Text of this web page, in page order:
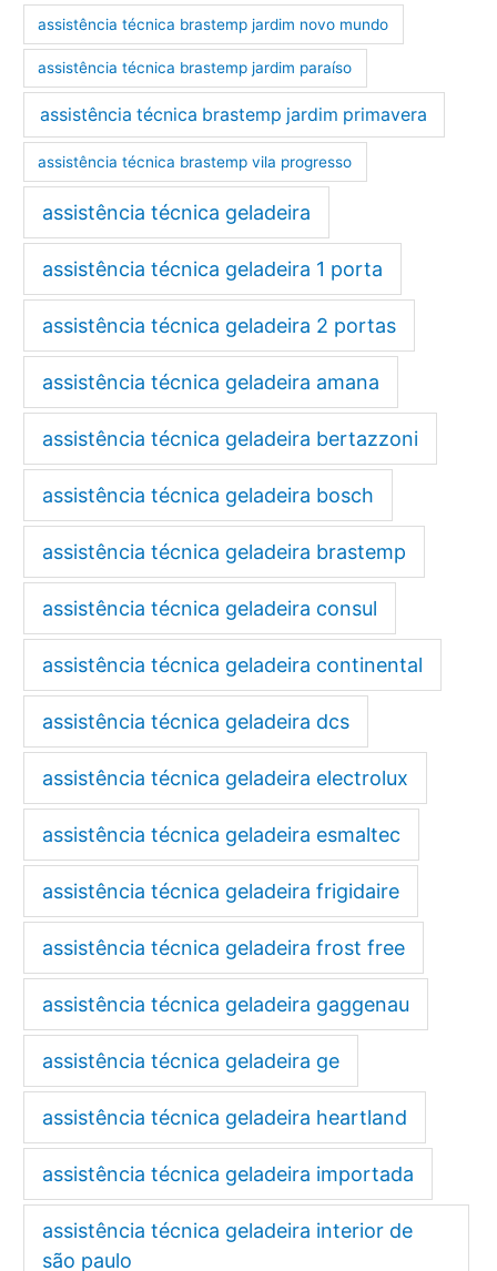
assistência técnica brastemp jardim novo mundo
assistência técnica brastemp jardim paraíso
assistência técnica brastemp jardim primavera
assistência técnica brastemp vila progresso
assistência técnica geladeira
assistência técnica geladeira 1 porta
assistência técnica geladeira 2 portas
assistência técnica geladeira amana
assistência técnica geladeira bertazzoni
assistência técnica geladeira bosch
assistência técnica geladeira brastemp
assistência técnica geladeira consul
assistência técnica geladeira continental
assistência técnica geladeira dcs
assistência técnica geladeira electrolux
assistência técnica geladeira esmaltec
assistência técnica geladeira frigidaire
assistência técnica geladeira frost free
assistência técnica geladeira gaggenau
assistência técnica geladeira ge
assistência técnica geladeira heartland
assistência técnica geladeira importada
assistência técnica geladeira interior de
são paulo